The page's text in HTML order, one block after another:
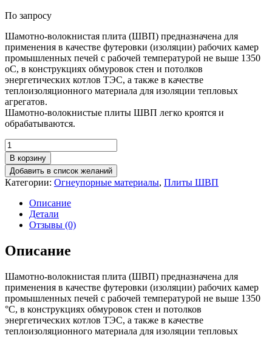
По запросу
Шамотно-волокнистая плита (ШВП) предназначена для
применения в качестве футеровки (изоляции) рабочих камер
промышленных печей с рабочей температурой не выше 1350
оС, в конструкциях обмуровок стен и потолков
энергетических котлов ТЭС, а также в качестве
теплоизоляционного материала для изоляции тепловых
агрегатов.
Шамотно-волокнистые плиты ШВП легко кроятся и
обрабатываются.
Количество
товара
Плита
ШВП-550
500х500х50
В корзину
Добавить в список желаний
Категории: Огнеупорные материалы, Плиты ШВП
Описание
Детали
Отзывы (0)
Описание
Шамотно-волокнистая плита (ШВП) предназначена для
применения в качестве футеровки (изоляции) рабочих камер
промышленных печей с рабочей температурой не выше 1350
°C, в конструкциях обмуровок стен и потолков
энергетических котлов ТЭС, а также в качестве
теплоизоляционного материала для изоляции тепловых